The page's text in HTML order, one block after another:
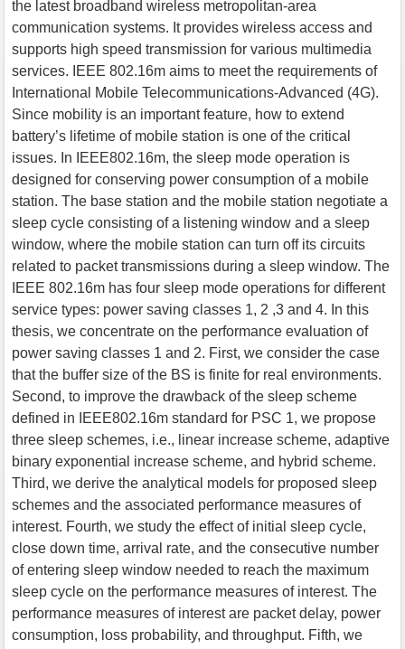
the latest broadband wireless metropolitan-area
communication systems. It provides wireless access and
supports high speed transmission for various multimedia
services. IEEE 802.16m aims to meet the requirements of
International Mobile Telecommunications-Advanced (4G).
Since mobility is an important feature, how to extend
battery’s lifetime of mobile station is one of the critical
issues. In IEEE802.16m, the sleep mode operation is
designed for conserving power consumption of a mobile
station. The base station and the mobile station negotiate a
sleep cycle consisting of a listening window and a sleep
window, where the mobile station can turn off its circuits
related to packet transmissions during a sleep window. The
IEEE 802.16m has four sleep mode operations for different
service types: power saving classes 1, 2 ,3 and 4. In this
thesis, we concentrate on the performance evaluation of
power saving classes 1 and 2. First, we consider the case
that the buffer size of the BS is finite for real environments.
Second, to improve the drawback of the sleep scheme
defined in IEEE802.16m standard for PSC 1, we propose
three sleep schemes, i.e., linear increase scheme, adaptive
binary exponential increase scheme, and hybrid scheme.
Third, we derive the analytical models for proposed sleep
schemes and the associated performance measures of
interest. Fourth, we study the effect of initial sleep cycle,
close down time, arrival rate, and the consecutive number
of entering sleep window needed to reach the maximum
sleep cycle on the performance measures of interest. The
performance measures of interest are packet delay, power
consumption, loss probability, and throughput. Fifth, we